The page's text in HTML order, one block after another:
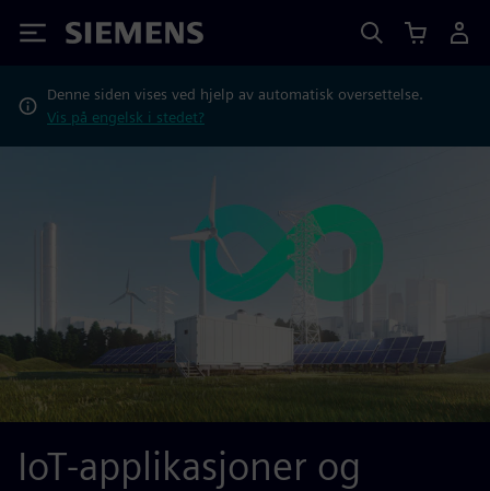
Siemens
Denne siden vises ved hjelp av automatisk oversettelse.
Vis på engelsk i stedet?
IoT-applikasjoner og